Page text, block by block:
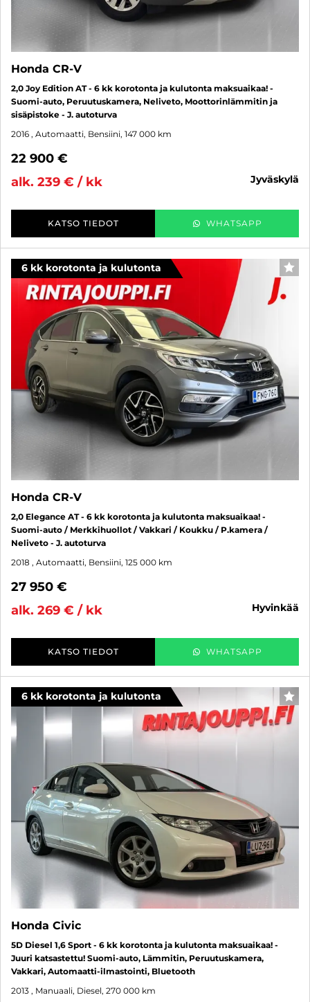
Honda CR-V
2,0 Joy Edition AT - 6 kk korotonta ja kulutonta maksuaikaa! -
Suomi-auto, Peruutuskamera, Neliveto, Moottorinlämmitin ja
sisäpistoke - J. autoturva
2016 , Automaatti, Bensiini, 147 000 km
22 900 €
alk. 239 € / kk
jyväskylä
KATSO TIEDOT WHATSAPP
6 kk korotonta ja kulutonta
Honda CR-V
2,0 Elegance AT - 6 kk korotonta ja kulutonta maksuaikaa! -
Suomi-auto / Merkkihuollot / Vakkari / Koukku / P.kamera /
Neliveto - J. autoturva
2018 , Automaatti, Bensiini, 125 000 km
27 950 €
alk. 269 € / kk
hyvinkää
KATSO TIEDOT WHATSAPP
6 kk korotonta ja kulutonta
Honda Civic
5D Diesel 1,6 Sport - 6 kk korotonta ja kulutonta maksuaikaa! -
Juuri katsastettu! Suomi-auto, Lämmitin, Peruutuskamera,
Vakkari, Automaatti-ilmastointi, Bluetooth
2013 , Manuaali, Diesel, 270 000 km